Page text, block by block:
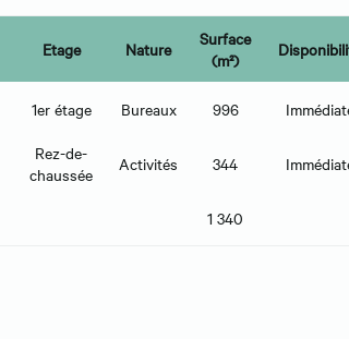
Etage Nature
Surface
(m²)
1er étage Bureaux 996
Rez-de-
chaussée
Activités 344
1 340